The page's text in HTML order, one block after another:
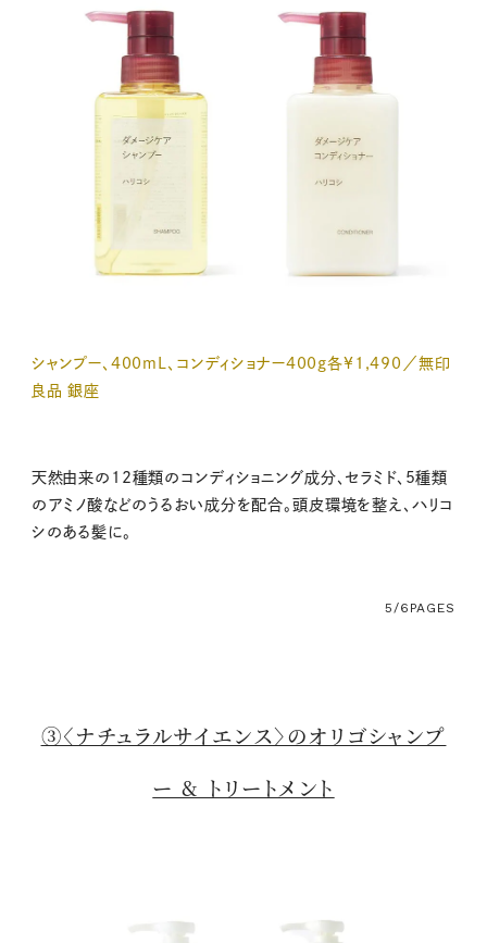
シャンプー、400mL、コンディショナー400g各¥1,490／無印
良品 銀座
天然由来の12種類のコンディショニング成分、セラミド、5種類
のアミノ酸などのうるおい成分を配合。頭皮環境を整え、ハリコ
シのある髪に。
5/6 PAGES
③〈ナチュラルサイエンス〉のオリゴシャンプ
ー & トリートメント